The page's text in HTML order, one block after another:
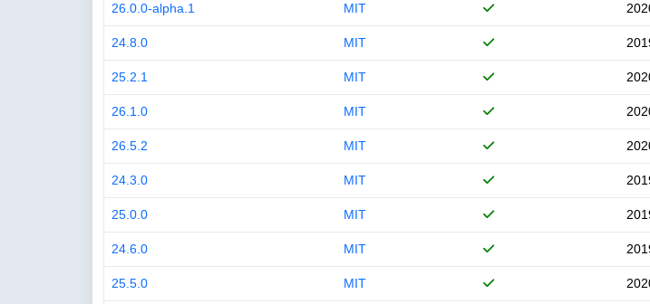
26.0.0-alpha.1 MIT
24.8.0 MIT
25.2.1 MIT
26.1.0 MIT
26.5.2 MIT
24.3.0 MIT
25.0.0 MIT
24.6.0 MIT
25.5.0 MIT